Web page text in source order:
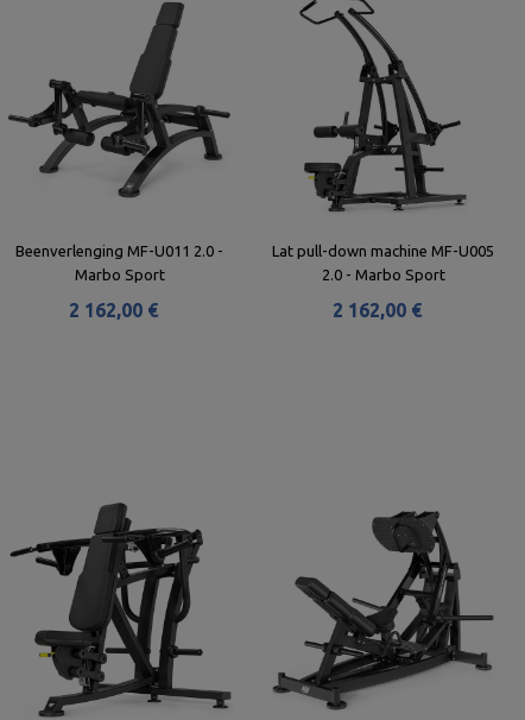
Beenverlenging MF-U011 2.0 -
Marbo Sport
2 162,00 €
Lat pull-down machine MF-U005
2.0 - Marbo Sport
2 162,00 €